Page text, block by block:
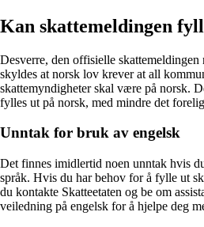
Kan skattemeldingen
Desverre, den offisielle
skyldes at norsk lov krever at all
skattemyndigheter skal være på norsk.
fylles ut på norsk, med mindre det
Unntak for bruk av engelsk
Det finnes imidlertid noen unntak hvis
språk. Hvis du har behov for å fylle ut
du kontakte Skatteetaten og be om
veiledning på engelsk for å hjelpe deg